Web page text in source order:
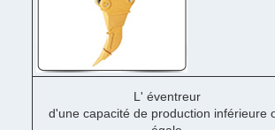
L' éventreur
d'une capacité de production inférieure